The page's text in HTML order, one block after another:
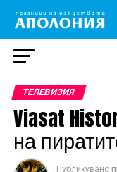
ТЕЛЕВИЗИЯ
Viasat
на
Публикувано